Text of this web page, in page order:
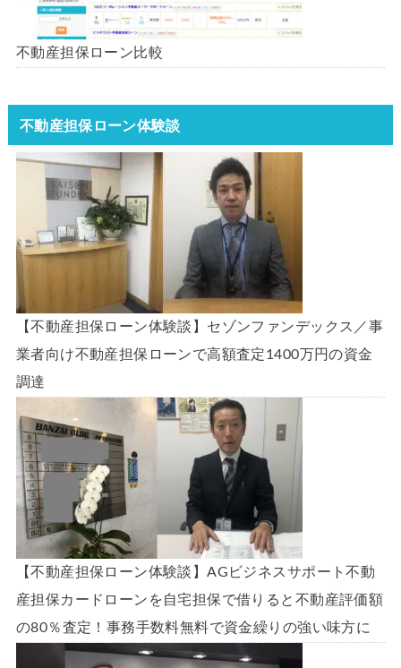
不動産担保ローン比較
不動産担保ローン体験談
【不動産担保ローン体験談】セゾンファンデックス／事
業者向け不動産担保ローンで高額査定1400万円の資金
調達
【不動産担保ローン体験談】AGビジネスサポート不動
産担保カードローンを自宅担保で借りると不動産評価額
の80％査定！事務手数料無料で資金繰りの強い味方に